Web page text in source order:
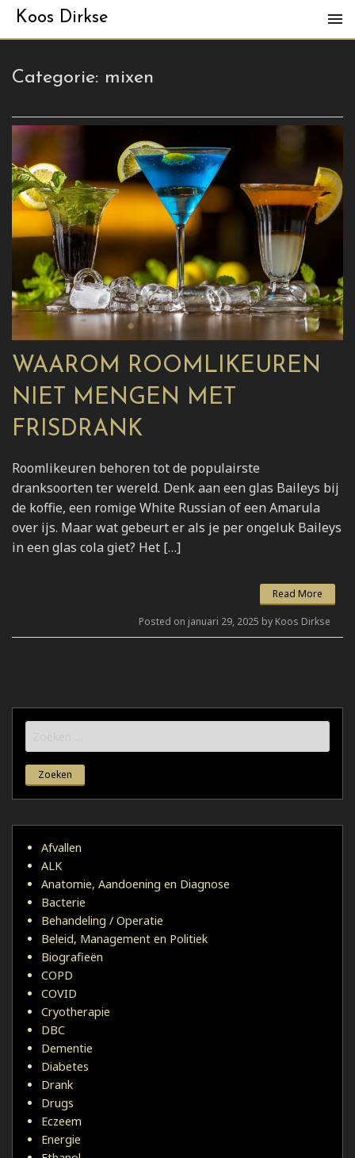
Koos Dirkse
Categorie: mixen
WAAROM ROOMLIKEUREN
NIET MENGEN MET
FRISDRANK
Roomlikeuren behoren tot de populairste
dranksoorten ter wereld. Denk aan een glas Baileys bij
de koffie, een romige White Russian of een Amarula
over ijs. Maar wat gebeurt er als je per ongeluk Baileys
in een glas cola giet? Het […]
Read More
Posted on januari 29, 2025 by Koos Dirkse
naar:
Afvallen
ALK
Anatomie, Aandoening en Diagnose
Bacterie
Behandeling / Operatie
Beleid, Management en Politiek
Biografieën
COPD
COVID
Cryotherapie
DBC
Dementie
Diabetes
Drank
Drugs
Eczeem
Energie